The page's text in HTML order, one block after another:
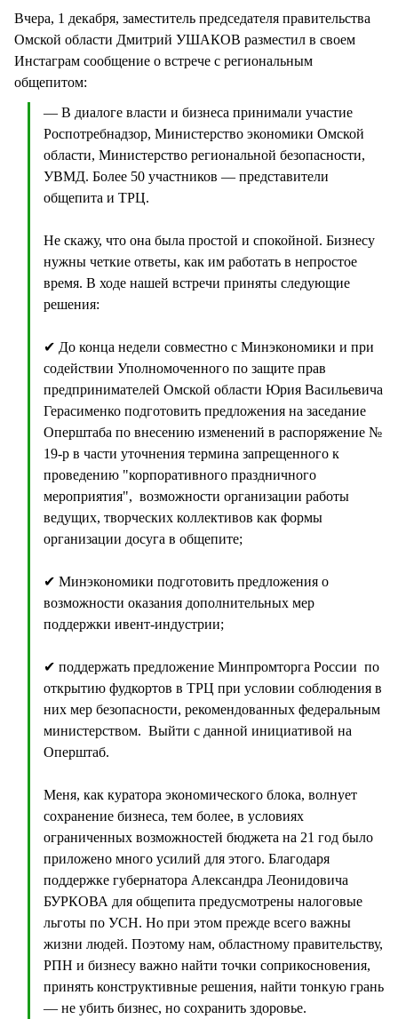
Вчера, 1 декабря, заместитель председателя правительства
Омской области Дмитрий УШАКОВ разместил в своем
Инстаграм сообщение о встрече с региональным
общепитом:
— В диалоге власти и бизнеса принимали участие
Роспотребнадзор, Министерство экономики Омской
области, Министерство региональной безопасности,
УВМД. Более 50 участников — представители
общепита и ТРЦ.
Не скажу, что она была простой и спокойной. Бизнесу
нужны четкие ответы, как им работать в непростое
время. В ходе нашей встречи приняты следующие
решения:
✔ До конца недели совместно с Минэкономики и при
содействии Уполномоченного по защите прав
предпринимателей Омской области Юрия Васильевича
Герасименко подготовить предложения на заседание
Оперштаба по внесению изменений в распоряжение №
19-р в части уточнения термина запрещенного к
проведению "корпоративного праздничного
мероприятия", возможности организации работы
ведущих, творческих коллективов как формы
организации досуга в общепите;
✔ Минэкономики подготовить предложения о
возможности оказания дополнительных мер
поддержки ивент-индустрии;
✔ поддержать предложение Минпромторга России по
открытию фудкортов в ТРЦ при условии соблюдения в
них мер безопасности, рекомендованных федеральным
министерством. Выйти с данной инициативой на
Оперштаб.
Меня, как куратора экономического блока, волнует
сохранение бизнеса, тем более, в условиях
ограниченных возможностей бюджета на 21 год было
приложено много усилий для этого. Благодаря
поддержке губернатора Александра Леонидовича
БУРКОВА для общепита предусмотрены налоговые
льготы по УСН. Но при этом прежде всего важны
жизни людей. Поэтому нам, областному правительству,
РПН и бизнесу важно найти точки соприкосновения,
принять конструктивные решения, найти тонкую грань
— не убить бизнес, но сохранить здоровье.